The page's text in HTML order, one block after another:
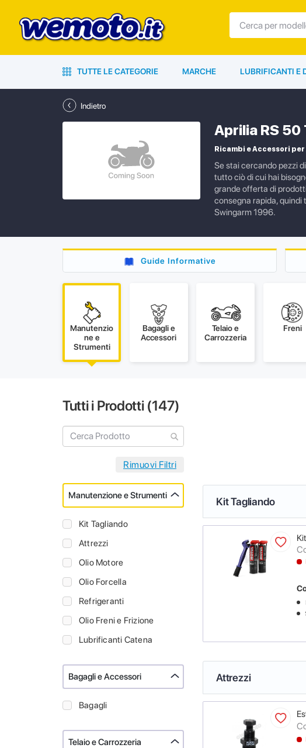
TUTTE LE CATEGORIE MARCHE LUBRIFICANTI E
Indietro
Aprilia RS 50
Ricambi e Accessori
Se stai cercando pezzi
tutto ciò di cui hai
grande offerta di
consegna rapida, quindi
Swingarm 1996.
Guide Informative
Manutenzio
ne e
Strumenti
Bagagli e
Accessori
Telaio e
Carrozzeria
Freni
Tutti i Prodotti (147)
Manutenzione e Strumenti
Kit Tagliando
Attrezzi
Olio Motore
Olio Forcella
Refrigeranti
Olio Freni e Frizione
Lubrificanti Catena
Bagagli e Accessori
Bagagli
Telaio e Carrozzeria
Kit Tagliando
Attrezzi